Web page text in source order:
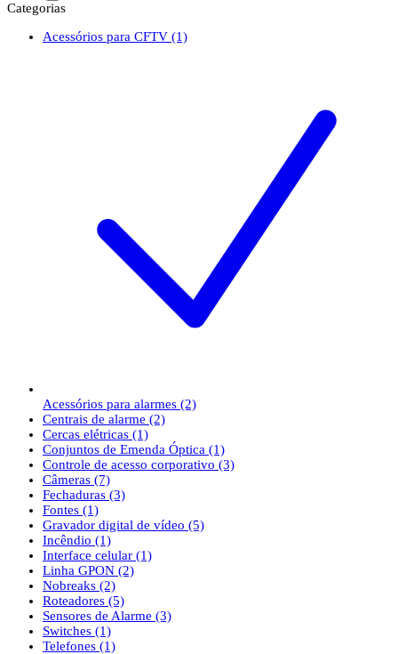
Categorias
Acessórios para CFTV (1)
Acessórios para alarmes (2)
Centrais de alarme (2)
Cercas elétricas (1)
Conjuntos de Emenda Óptica (1)
Controle de acesso corporativo (3)
Câmeras (7)
Fechaduras (3)
Fontes (1)
Gravador digital de vídeo (5)
Incêndio (1)
Interface celular (1)
Linha GPON (2)
Nobreaks (2)
Roteadores (5)
Sensores de Alarme (3)
Switches (1)
Telefones (1)